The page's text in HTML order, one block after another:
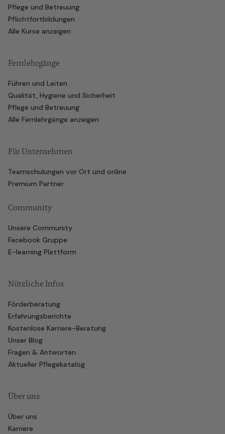
Pflege und Betreuung
Pflichtfortbildungen
Alle Kurse anzeigen
Fernlehrgänge
Führen und Leiten
Qualität, Hygiene und Sicherheit
Pflege und Betreuung
Alle Fernlehrgänge anzeigen
Für Unternehmen
Teamschulungen vor Ort und online
Premium Partner
Community
Unsere Community
Facebook Gruppe
E-learning Plattform
Nützliche Infos
Förderberatung
Erfahrungsberichte
Kostenlose Karriere-Beratung
Unser Blog
Fragen & Antworten
Aktueller Pflegekatalog
Über uns
Über uns
Karriere